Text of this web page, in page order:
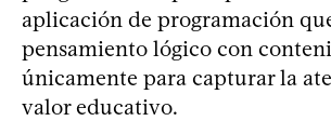
aplicación de programación
pensamiento lógico con
únicamente para capturar la
valor educativo.